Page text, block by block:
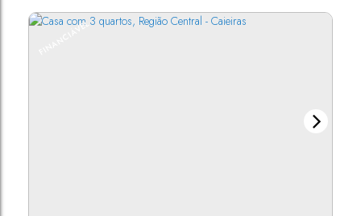
FINANCIÁVEL